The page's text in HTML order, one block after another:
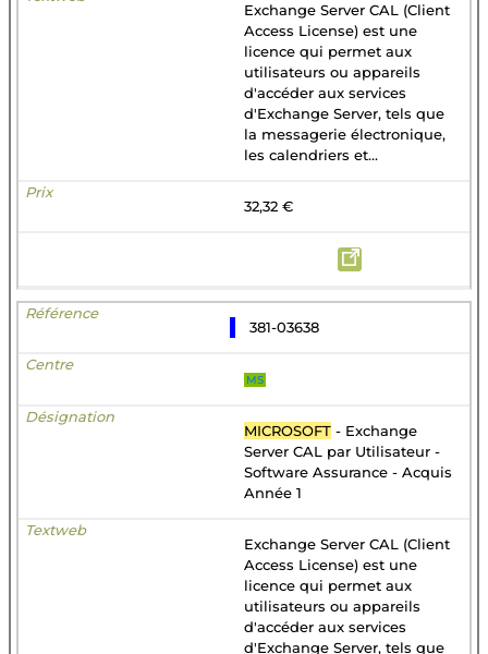
Exchange Server CAL (Client
Access License) est une
licence qui permet aux
utilisateurs ou appareils
d'accéder aux services
d'Exchange Server, tels que
la messagerie électronique,
les calendriers et...
32,32 €
381-03638
MS
MICROSOFT - Exchange
Server CAL par Utilisateur -
Software Assurance - Acquis
Année 1
Exchange Server CAL (Client
Access License) est une
licence qui permet aux
utilisateurs ou appareils
d'accéder aux services
d'Exchange Server, tels que